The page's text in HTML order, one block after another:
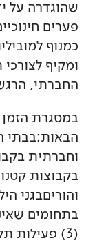
שהוגדרה על
כמנוף
ומקיף
החברתי,
במסגרת הזמן
(3) פעילות